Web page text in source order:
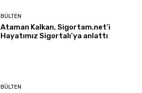
BÜLTEN
Ataman Kalkan, Sigortam.net’i
Hayatımız Sigortalı’ya anlattı
BÜLTEN